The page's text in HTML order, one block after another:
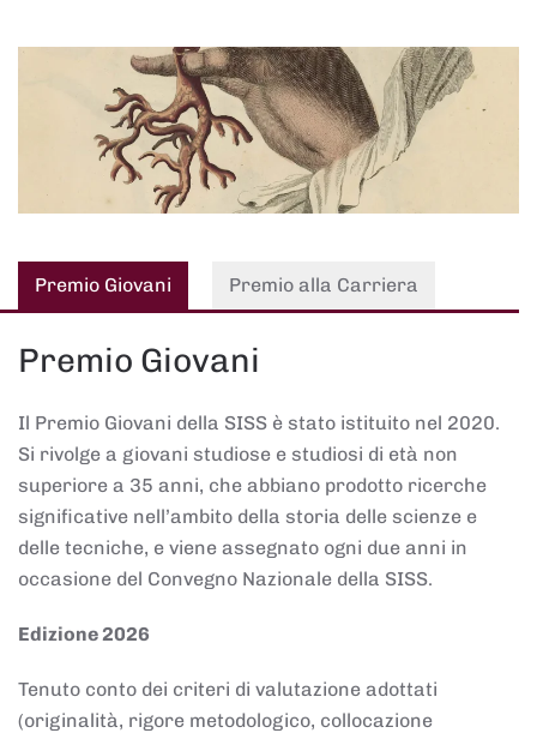
Premio Giovani Premio alla Carriera
Premio Giovani
Il Premio Giovani della SISS è stato istituito nel 2020.
Si rivolge a giovani studiose e studiosi di età non
superiore a 35 anni, che abbiano prodotto ricerche
significative nell’ambito della storia delle scienze e
delle tecniche, e viene assegnato ogni due anni in
occasione del Convegno Nazionale della SISS.
Edizione 2026
Tenuto conto dei criteri di valutazione adottati
(originalità, rigore metodologico, collocazione